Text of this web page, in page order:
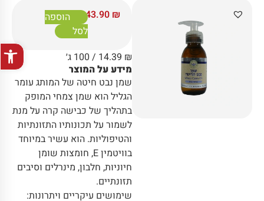
פתח
143.90 ₪
הוספה
לסל
14.39 ₪
/ 100 ג׳
מידע על המוצר
שמן נבט חיטה של המותג עומר
הגליל הוא שמן צמחי המופק
בתהליך של כבישה קרה על מנת
לשמור על תכונותיו התזונתיות
והטיפוליות. הוא עשיר במיוחד
בוויטמין E, חומצות שומן
חיוניות, חלבון, מינרלים וסיבים
תזונתיים.
שימושים עיקריים ויתרונות: